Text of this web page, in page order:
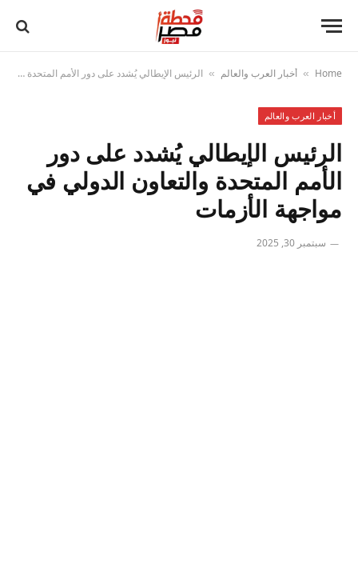
Home
» أخبار العرب والعالم » الرئيس الإيطالي يُشدد على دور الأمم المتحدة والتعاون الدولي في مواجهة الأزمات
أخبار العرب والعالم
الرئيس الإيطالي يُشدد على دور
الأمم المتحدة والتعاون الدولي في
مواجهة الأزمات
سبتمبر 30, 2025